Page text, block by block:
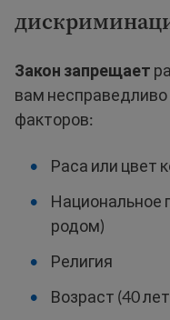
Закон запрещает
вам
факторов:
Раса или цвет
Национальное
родом)
Религия
Возраст (40